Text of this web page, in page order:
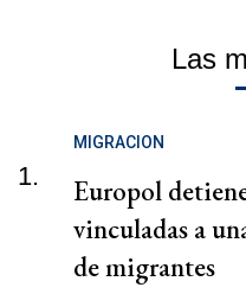
Las
1.
MIGRACION
Europol
vinculadas a
de migrantes